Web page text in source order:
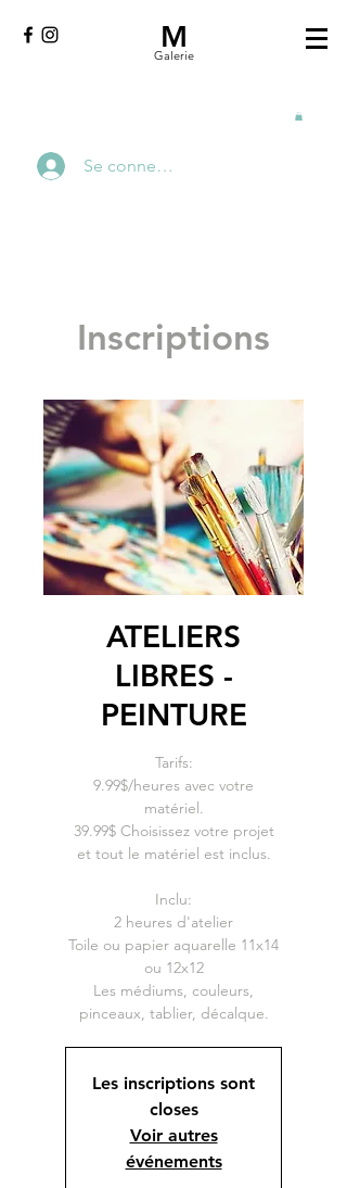
M
Galerie
Se connecter
Inscriptions
ATELIERS
LIBRES -
PEINTURE
Tarifs:
9.99$/heures avec votre
matériel.
39.99$ Choisissez votre projet
et tout le matériel est inclus.
Inclu:
2 heures d'atelier
Toile ou papier aquarelle 11x14
ou 12x12
Les médiums, couleurs,
Les inscriptions sont
closes
Voir autres
événements